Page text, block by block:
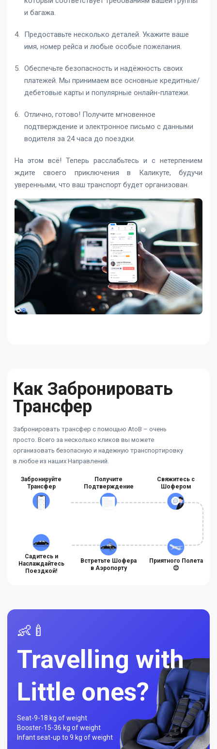
и багажа.
Предоставьте несколько деталей. Укажите ваше
имя, номер рейса и любые особые пожелания.
Обеспечьте безопасность и надёжность своих
платежей. Мы принимаем все основные кредитные/
дебетовые карты и популярные онлайн-платежи.
Отлично, готово! Получите мгновенное
подтверждение и электронное письмо с данными
водителя за 24 часа до поездки.
На этом всё! Теперь расслабьтесь и с нетерпением
ждите своего приключения в Каликуте, будучи
уверенными, что ваш транспорт будет организован.
Как Забронировать
Трансфер
Забронировать трансфер с помощью AtoB – очень
просто. Всего за несколько кликов вы можете
организовать безопасную и надежную транспортировку
в любое из наших Направлений.
Забронируйте
Трансфер
Получите
Подтверждение
Свяжитесь с
Шофером
Садитесь и
Наслаждайтесь
Поездкой!
Встретьте Шофера
в Аэропорту
Приятного Полета
😊
👶🍼
Travelling with
Little ones?
Seat-9-18 kg of weight
Booster-15-36 kg of weight
Infant seat-up to 9 kg of weight